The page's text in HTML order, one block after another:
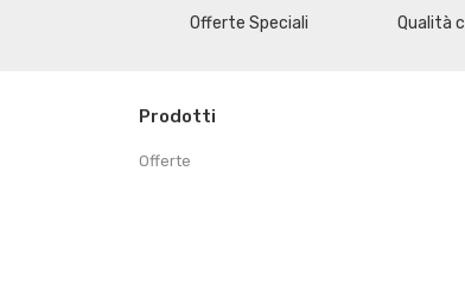
Offerte Speciali Qualità
Prodotti
Offerte